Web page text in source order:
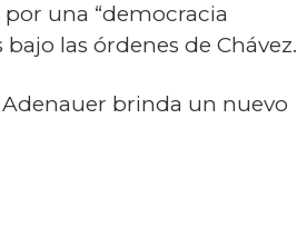
una “democracia
las órdenes de Chávez.
brinda un nuevo